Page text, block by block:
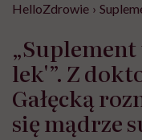
HelloZdrowie ›
lek'”. Z
Gałęcką
się mądrze